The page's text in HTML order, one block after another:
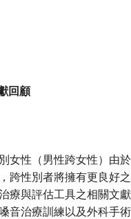
回顧
女性（男性跨女性）由
跨性別者將擁有更良好
療與評估工具之相關文
音治療訓練以及外科手